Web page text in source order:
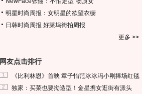
明星时尚周报：女明星的欲望衣橱
日韩时尚周报 好莱坞街拍周报
更多 >>
网友点击排行
1 《比利林恩》首映 章子怡范冰冰冯小刚捧场红毯
2 独家：买菜也要拗造型！金星携女逛街有派头